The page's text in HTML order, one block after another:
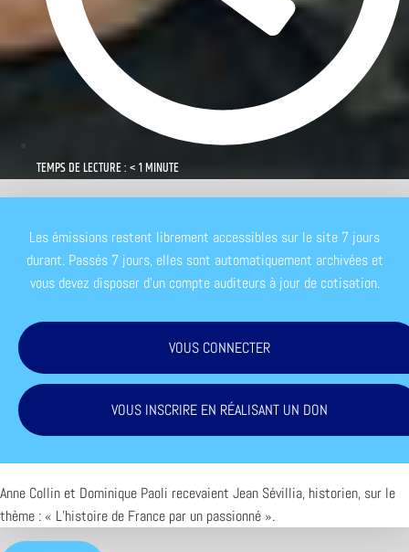
TEMPS DE LECTURE : < 1 MINUTE
Les émissions restent librement accessibles sur le site 7 jours
durant. Passés 7 jours, elles sont automatiquement archivées et
vous devez disposer d'un compte auditeurs à jour de cotisation.
VOUS CONNECTER
VOUS INSCRIRE EN RÉALISANT UN DON
Anne Collin et Dominique Paoli recevaient Jean Sévillia, historien, sur le
thème : « L’histoire de France par un passionné ».